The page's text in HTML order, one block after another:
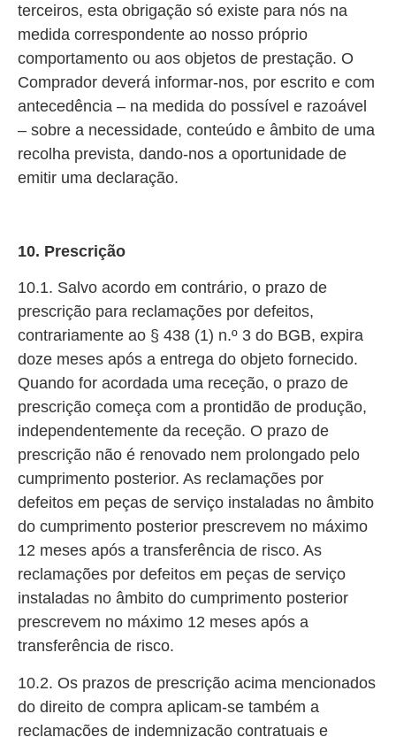
terceiros, esta obrigação só existe para nós na
medida correspondente ao nosso próprio
comportamento ou aos objetos de prestação. O
Comprador deverá informar-nos, por escrito e com
antecedência – na medida do possível e razoável
– sobre a necessidade, conteúdo e âmbito de uma
recolha prevista, dando-nos a oportunidade de
emitir uma declaração.
10. Prescrição
10.1. Salvo acordo em contrário, o prazo de
prescrição para reclamações por defeitos,
contrariamente ao § 438 (1) n.º 3 do BGB, expira
doze meses após a entrega do objeto fornecido.
Quando for acordada uma receção, o prazo de
prescrição começa com a prontidão de produção,
independentemente da receção. O prazo de
prescrição não é renovado nem prolongado pelo
cumprimento posterior. As reclamações por
defeitos em peças de serviço instaladas no âmbito
do cumprimento posterior prescrevem no máximo
12 meses após a transferência de risco. As
reclamações por defeitos em peças de serviço
instaladas no âmbito do cumprimento posterior
prescrevem no máximo 12 meses após a
transferência de risco.
10.2. Os prazos de prescrição acima mencionados
do direito de compra aplicam-se também a
reclamações de indemnização contratuais e